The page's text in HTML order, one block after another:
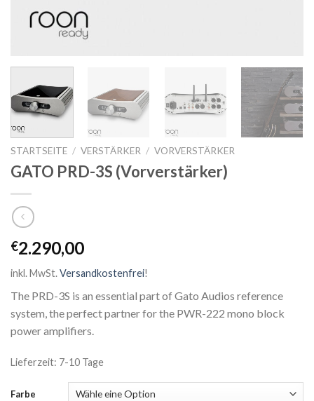
STARTSEITE / VERSTÄRKER / VORVERSTÄRKER
GATO PRD-3S (Vorverstärker)
€2.290,00
inkl. MwSt.Versandkostenfrei!
The PRD-3S is an essential part of Gato Audios reference
system, the perfect partner for the PWR-222 mono block
power amplifiers.
Lieferzeit: 7-10 Tage
Farbe